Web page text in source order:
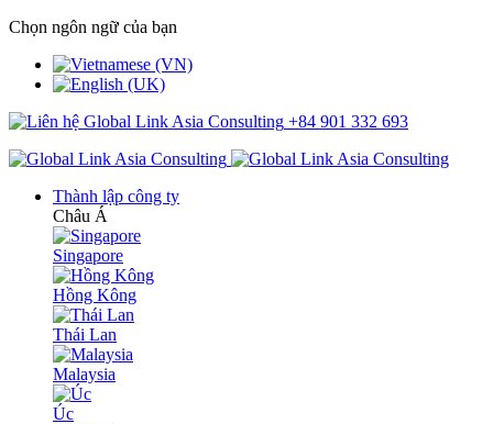
Chọn ngôn ngữ của bạn
+84 901 332 693
Thành lập công ty
Châu Á
Singapore
Hồng Kông
Thái Lan
Malaysia
Úc